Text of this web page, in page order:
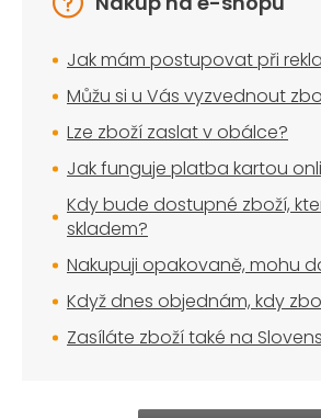
Jak mám postupovat při
Můžu si u Vás vyzvednout
Lze zboží zaslat v obálce?
Jak funguje platba kartou
Kdy bude dostupné zboží,
skladem?
Nakupuji opakovaně, mohu
Když dnes objednám, kdy
Zasíláte zboží také na